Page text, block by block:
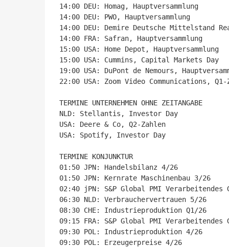
14:00 DEU: Homag, Hauptversammlung
14:00 DEU: PWO, Hauptversammlung
14:00 DEU: Demire Deutsche Mittelstand
14:00 FRA: Safran, Hauptversammlung
15:00 USA: Home Depot, Hauptversammlung
15:00 USA: Cummins, Capital Markets Day
19:00 USA: DuPont de Nemours,
22:00 USA: Zoom Video Communications, Q1-
TERMINE UNTERNEHMEN OHNE ZEITANGABE
NLD: Stellantis, Investor Day
USA: Deere & Co, Q2-Zahlen
USA: Spotify, Investor Day
TERMINE KONJUNKTUR
01:50 JPN: Handelsbilanz 4/26
01:50 JPN: Kernrate Maschinenbau 3/26
02:40 jPN: S&P Global PMI
06:30 NLD: Verbrauchervertrauen 5/26
08:30 CHE: Industrieproduktion Q1/26
09:15 FRA: S&P Global PMI
09:30 POL: Industrieproduktion 4/26
09:30 POL: Erzeugerpreise 4/26